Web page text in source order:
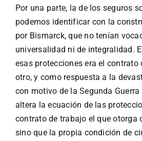
Por una parte, la de los seguros
podemos identificar con la
por Bismarck, que no tenían
universalidad ni de integralidad.
esas protecciones era el contrato
otro, y como respuesta a la
con motivo de la Segunda
altera la ecuación de las
contrato de trabajo el que otorga
sino que la propia condición de